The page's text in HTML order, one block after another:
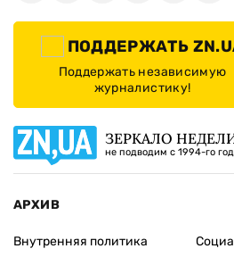
ПОДДЕРЖАТЬ
Поддержать независимую
журналистику!
ЗЕРКАЛО
не подводим с 1994-го
АРХИВ
Внутренняя политика